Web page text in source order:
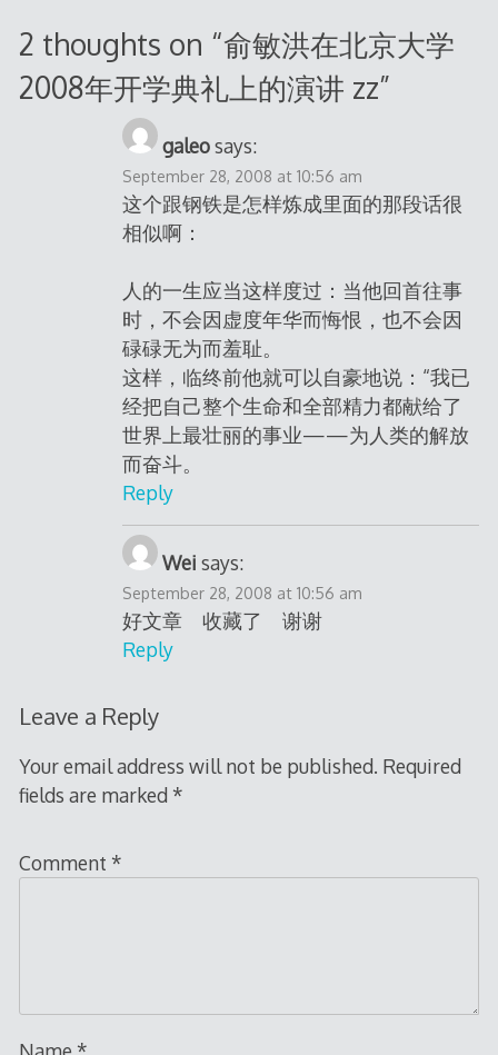
2 thoughts on “俞敏洪在北京大学
2008年开学典礼上的演讲 zz”
galeo says:
September 28, 2008 at 10:56 am
这个跟钢铁是怎样炼成里面的那段话很
相似啊：
人的一生应当这样度过：当他回首往事
时，不会因虚度年华而悔恨，也不会因
碌碌无为而羞耻。
这样，临终前他就可以自豪地说：“我已
经把自己整个生命和全部精力都献给了
世界上最壮丽的事业——为人类的解放
而奋斗。
Reply
Wei says:
September 28, 2008 at 10:56 am
好文章 收藏了 谢谢
Reply
Leave a Reply
Your email address will not be published. Required
fields are marked *
Comment *